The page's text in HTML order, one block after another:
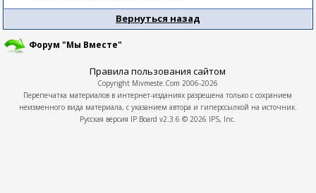
Вернуться назад
Форум "Мы Вместе"
Правила пользования сайтом
Copyright Mivmeste.Com 2006-2026
Перепечатка материалов в интернет-изданиях разрешена только с сохранием
неизменного вида материала, с указанием автора и гиперссылкой на источник.
Русская версия IP.Board v2.3.6 © 2026 IPS, Inc.